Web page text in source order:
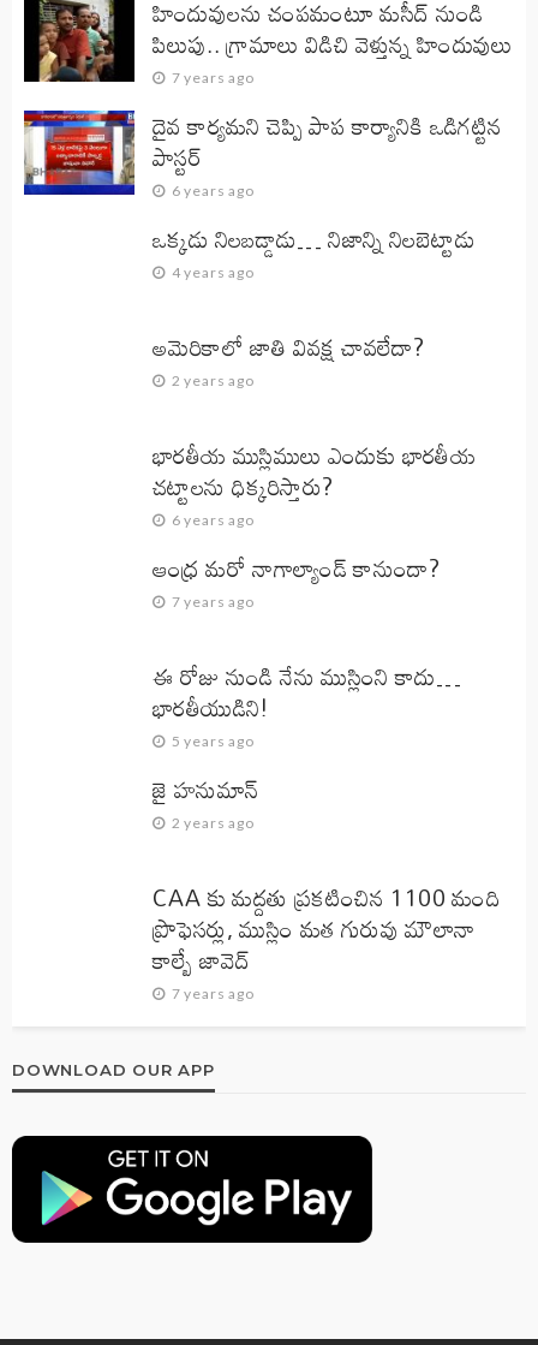
హిందువులను చంపమంటూ మసీద్ నుండి
పిలుపు.. గ్రామాలు విడిచి వెళ్తున్న హిందువులు
7 years ago
దైవ కార్యమని చెప్పి పాప కార్యానికి ఒడిగట్టిన
పాస్టర్
6 years ago
ఒక్కడు నిలబడ్డాడు… నిజాన్ని నిలబెట్టాడు
4 years ago
అమెరికాలో జాతి వివక్ష చావలేదా?
2 years ago
భారతీయ ముస్లిములు ఎందుకు భారతీయ
చట్టాలను ధిక్కరిస్తారు?
6 years ago
ఆంధ్ర మరో నాగాల్యాండ్ కానుందా?
7 years ago
ఈ రోజు నుండి నేను ముస్లింని కాదు…
భారతీయుడిని!
5 years ago
జై హనుమాన్‌
2 years ago
CAA కు మద్దతు ప్రకటించిన 1100 మంది
ప్రొఫెసర్లు, ముస్లిం మత గురువు మౌలానా
కాల్బే జావెద్‌
7 years ago
DOWNLOAD OUR APP